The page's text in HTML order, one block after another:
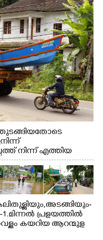
നിന്ന് എത്തിയ
1.മിന്നൽ പ്രളയത്തിൽ
കയറിയ ആറന്മുള